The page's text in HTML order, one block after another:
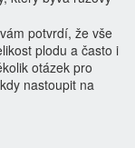
potvrdí, že vše
plodu a často i
otázek pro
nastoupit na